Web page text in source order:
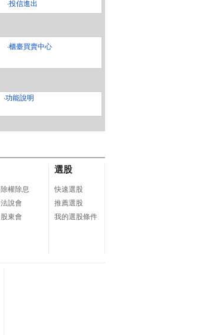
B延長線1.5米(EC100-2
0W3AB)
商品卡
‧投信進出
‧櫃臺買賣中心
‧功能說明
除權除息
法說會
股東會
選股
快速選股
推薦選股
我的選股條件